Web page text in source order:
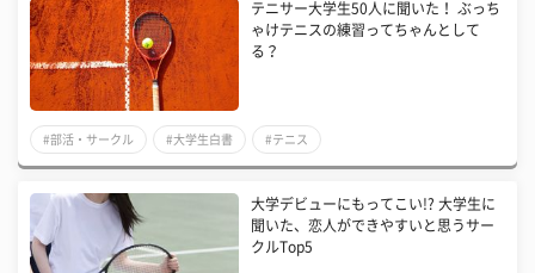
テニサー大学生50人に聞いた！ ぶっち
ゃけテニスの練習ってちゃんとして
る？
#部活・サークル #大学生白書 #テニス
大学デビューにもってこい!? 大学生に
聞いた、恋人ができやすいと思うサー
クルTop5